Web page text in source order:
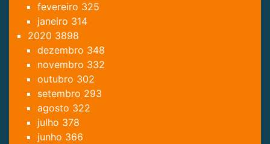
fevereiro 325
janeiro 314
2020 3898
dezembro 348
novembro 332
outubro 302
setembro 293
agosto 322
julho 378
junho 366